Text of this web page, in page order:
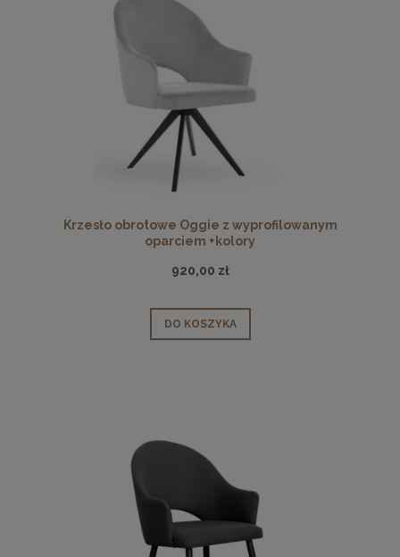
Krzesło obrotowe Oggie z wyprofilowanym
oparciem +kolory
920,00 zł
DO KOSZYKA